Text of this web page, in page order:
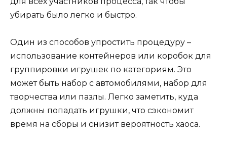
убирать было легко и быстро.
Один из способов упростить процедуру –
использование контейнеров или коробок для
группировки игрушек по категориям. Это
может быть набор с автомобилями, набор для
творчества или пазлы. Легко заметить, куда
должны попадать игрушки, что сэкономит
время на сборы и снизит вероятность хаоса.